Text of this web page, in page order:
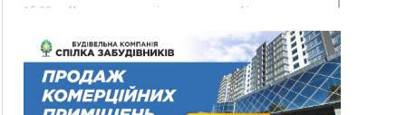
15:08
Частина школярів не матимуть фізичних
підручників на 1 вересня через російські
обстріли — МОН
14:43
На Рогатинщині рештки тварин спалювали
просто в полі: поліція розслідує отруєння
земель